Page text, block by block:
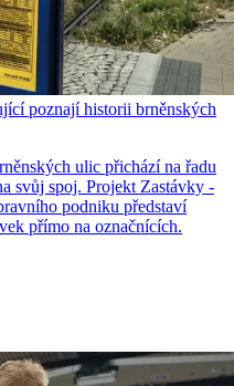
poznají historii brněnských
ulic přichází na řadu
svůj spoj. Projekt Zastávky -
podniku představí
přímo na označnících.